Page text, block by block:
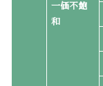
一価不飽
和